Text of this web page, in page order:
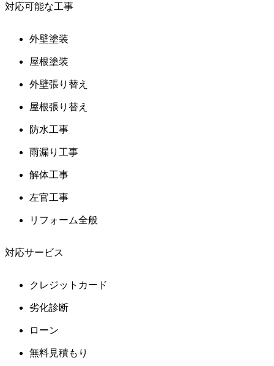
対応可能な工事
外壁塗装
屋根塗装
外壁張り替え
屋根張り替え
防水工事
雨漏り工事
解体工事
左官工事
リフォーム全般
対応サービス
クレジットカード
劣化診断
ローン
無料見積もり